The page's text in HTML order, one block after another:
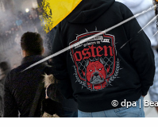
© dpa |